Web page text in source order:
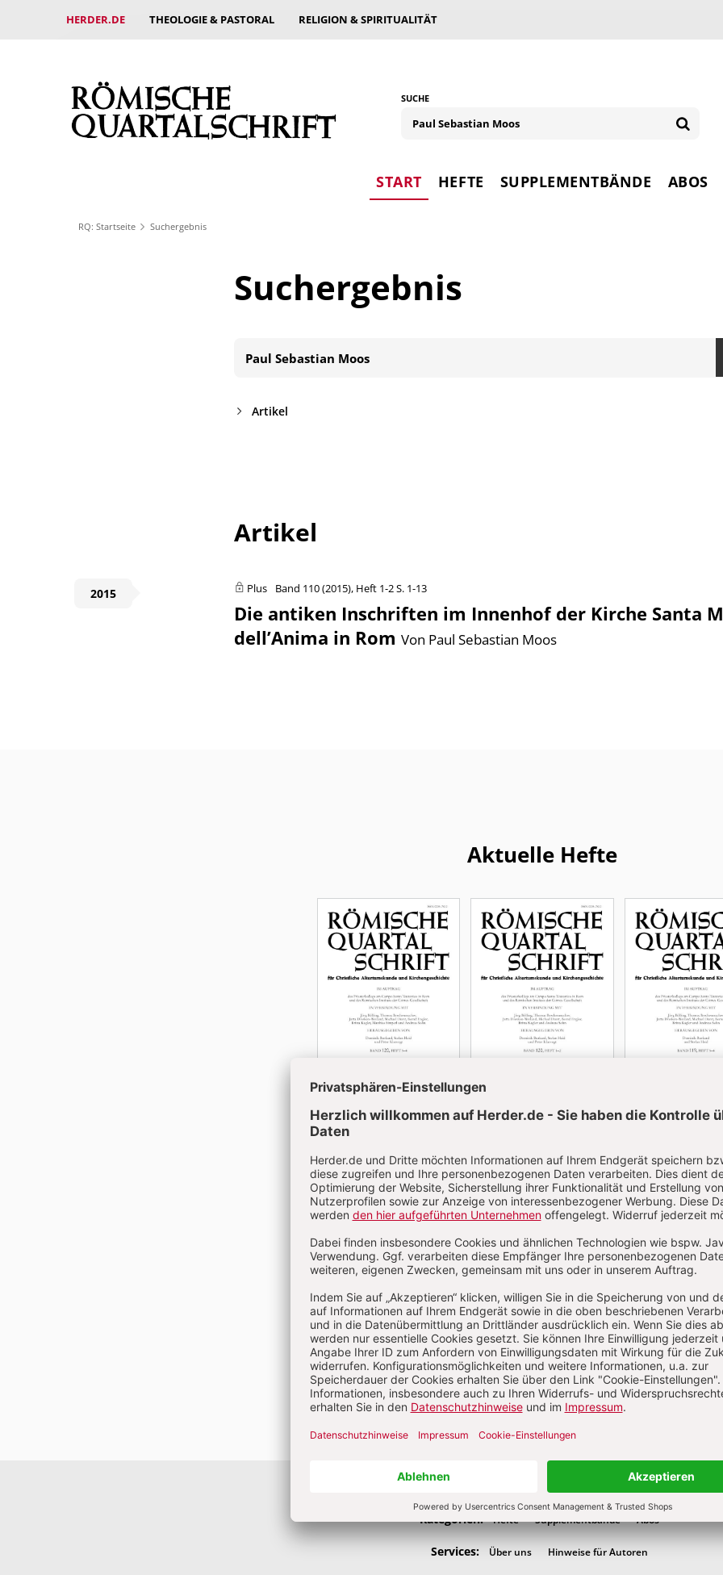
HERDER.DE THEOLOGIE & PASTORAL RELIGION & SPIRITUALITÄT
SUCHE
START HEFTE SUPPLEMENTBÄNDE ABOS
RQ: Startseite Suchergebnis
Suchergebnis
Artikel
Artikel
2015 Plus Band 110 (2015), Heft 1-2S. 1-13
Die antiken Inschriften im Innenhof der Kirche Santa
dell’Anima in Rom Von Paul Sebastian Moos
Aktuelle Hefte
Band 120 (2025),
Heft 3-4
Zum Heft
Band 120 (2025),
Zum Heft
Band 119
Zum Heft
Abo bestellen
Kategorien: Hefte Supplementbände Abos
Services: Über uns Hinweise für Autoren